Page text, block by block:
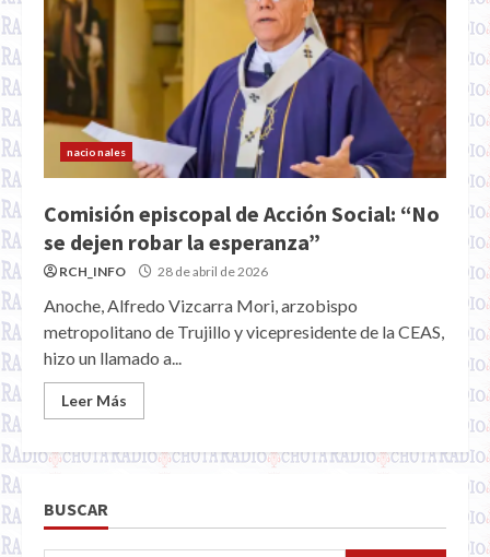
nacionales
Comisión episcopal de Acción Social: “No
se dejen robar la esperanza”
RCH_INFO 28 de abril de 2026
Anoche, Alfredo Vizcarra Mori, arzobispo
metropolitano de Trujillo y vicepresidente de la CEAS,
hizo un llamado a...
Leer Más
BUSCAR